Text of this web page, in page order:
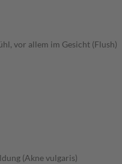
vor allem im Gesicht (Flush)
(Akne vulgaris)